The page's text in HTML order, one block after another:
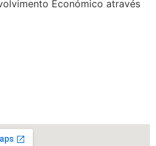
Económico através